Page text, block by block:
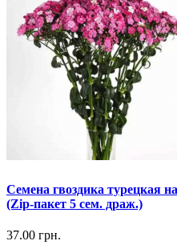
Семена гвоздика турецкая
(Zip-пакет 5 сем. драж.)
37.00 грн.